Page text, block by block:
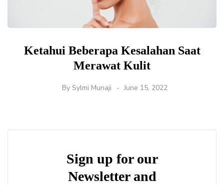
Ketahui Beberapa Kesalahan Saat
Merawat Kulit
By Sylmi Munaji June 15, 2022
Sign up for our
Newsletter and